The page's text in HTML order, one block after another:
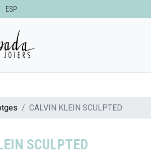
ESP
CALVIN KLEIN SCULPTED
SCULPTED